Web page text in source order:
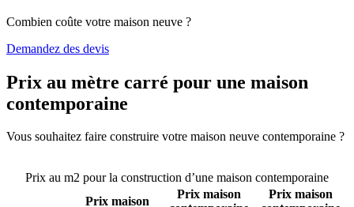
Combien coûte votre maison neuve ?
Demandez des devis
Prix au mètre carré pour une maison
contemporaine
Vous souhaitez faire construire votre maison neuve contemporaine ?
Prix au m2 pour la construction d’une maison contemporaine
Prix maison
Prix maison
Prix maison